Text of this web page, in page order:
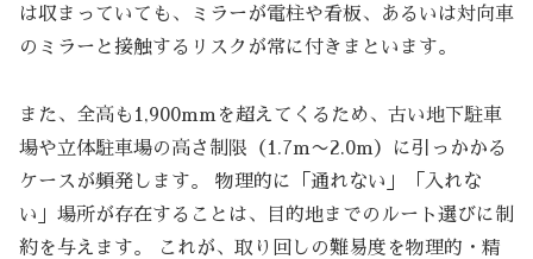
は収まっていても、ミラーが電柱や看板、あるいは対向車
のミラーと接触するリスクが常に付きまといます。
また、全高も1,900mmを超えてくるため、古い地下駐車
場や立体駐車場の高さ制限（1.7m〜2.0m）に引っかかる
ケースが頻発します。 物理的に「通れない」「入れな
い」場所が存在することは、目的地までのルート選びに制
約を与えます。 これが、取り回しの難易度を物理的・精